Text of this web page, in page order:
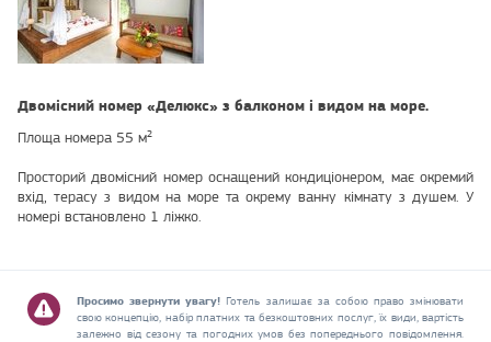
Двомісний номер «Делюкс» з балконом і видом на море.
Площа номера 55 м²
Просторий двомісний номер оснащений кондиціонером, має окремий
вхід, терасу з видом на море та окрему ванну кімнату з душем. У
номері встановлено 1 ліжко.
Просимо звернути увагу! Готель залишає за собою право змінювати
свою концепцію, набір платних та безкоштовних послуг, їх види, вартість
залежно від сезону та погодних умов без попереднього повідомлення.